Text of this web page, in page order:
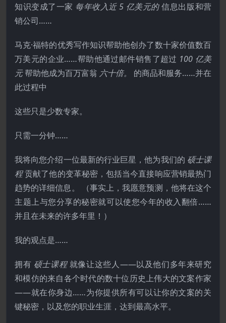
知识变成了一家 每年收入近 5 亿美元的信息出版和营
销公司……
马克·福特的优秀写作知识帮助他创办了数十家价值数百
万美元的企业……帮助他通过邮件销售了超过 100 亿美
元帮助他成为百万富翁 六十倍。 的商品和服务……并在
此过程中
这些只是少数专家。
只需一分钟……
我将向您介绍一位最新的行业巨星，他为我们的 硕士课
程贡献了他的变革秘密，包括当今直接响应营销最热门
趋势的详细信息。 （事实上​​，我愿意预测，他将在这个
主题上与您分享的秘密就可以使您今年的收入翻倍……
并且在未来的许多年里！）
我的观点是……
拥有 硕士课程就像让这些人——以及他们多年来研究
和模仿的来自各个时代的数十位历史上伟大的文案作家
——就在你身边……为你提供所有可以让你的文案的关
键秘密，以及您的职业生涯，达到最高水平。